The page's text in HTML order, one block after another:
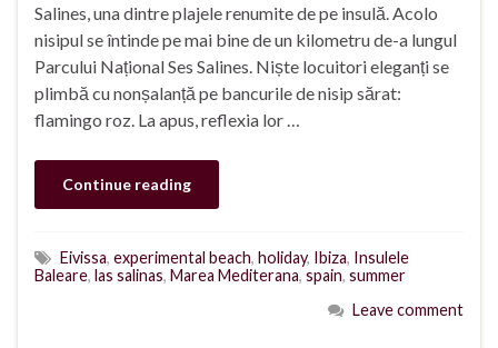
Salines, una dintre plajele renumite de pe insulă. Acolo
nisipul se întinde pe mai bine de un kilometru de-a lungul
Parcului Național Ses Salines. Niște locuitori eleganți se
plimbă cu nonșalanță pe bancurile de nisip sărat:
flamingo roz. La apus, reflexia lor …
Continue reading
Eivissa, experimental beach, holiday, Ibiza, Insulele
Baleare, las salinas, Marea Mediterana, spain, summer
Leave comment